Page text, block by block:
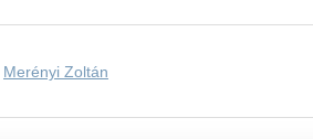
Merényi Zoltán